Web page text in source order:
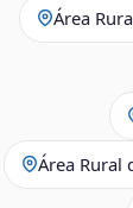
Área
Área Rural